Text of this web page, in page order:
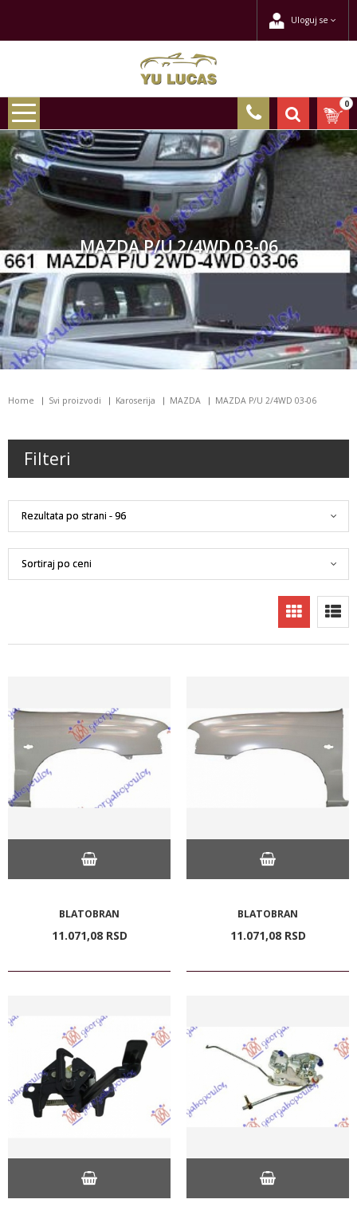
Uloguj se
0
MAZDA P/U 2/4WD 03-06
Home Svi proizvodi Karoserija MAZDA MAZDA P/U 2/4WD 03-06
Filteri
BLATOBRAN
11.071,08 RSD
BLATOBRAN
11.071,08 RSD